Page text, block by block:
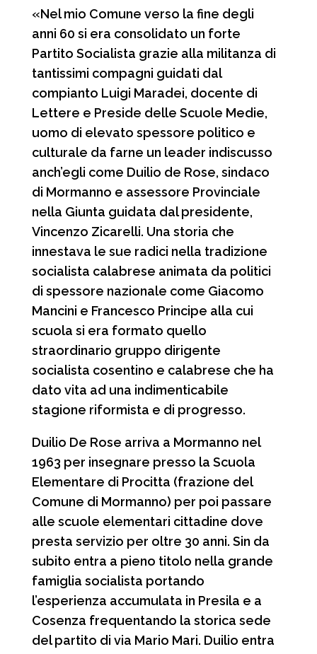
«Nel mio Comune verso la fine degli
anni 60 si era consolidato un forte
Partito Socialista grazie alla militanza di
tantissimi compagni guidati dal
compianto Luigi Maradei, docente di
Lettere e Preside delle Scuole Medie,
uomo di elevato spessore politico e
culturale da farne un leader indiscusso
anch’egli come Duilio de Rose, sindaco
di Mormanno e assessore Provinciale
nella Giunta guidata dal presidente,
Vincenzo Zicarelli. Una storia che
innestava le sue radici nella tradizione
socialista calabrese animata da politici
di spessore nazionale come Giacomo
Mancini e Francesco Principe alla cui
scuola si era formato quello
straordinario gruppo dirigente
socialista cosentino e calabrese che ha
dato vita ad una indimenticabile
stagione riformista e di progresso.
Duilio De Rose arriva a Mormanno nel
1963 per insegnare presso la Scuola
Elementare di Procitta (frazione del
Comune di Mormanno) per poi passare
alle scuole elementari cittadine dove
presta servizio per oltre 30 anni. Sin da
subito entra a pieno titolo nella grande
famiglia socialista portando
l’esperienza accumulata in Presila e a
Cosenza frequentando la storica sede
del partito di via Mario Mari. Duilio entra